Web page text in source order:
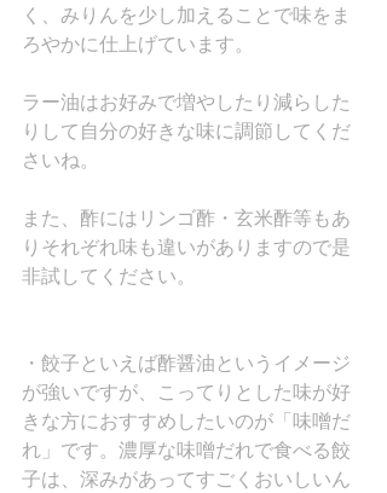
く、みりんを少し加えることで味をま
ろやかに仕上げています。
ラー油はお好みで増やしたり減らした
りして自分の好きな味に調節してくだ
さいね。
また、酢にはリンゴ酢・玄米酢等もあ
りそれぞれ味も違いがありますので是
非試してください。
・餃子といえば酢醤油というイメージ
が強いですが、こってりとした味が好
きな方におすすめしたいのが「味噌だ
れ」です。濃厚な味噌だれで食べる餃
子は、深みがあってすごくおいしいん